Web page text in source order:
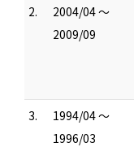
2.
2004/04 ～
2009/09
3.
1994/04 ～
1996/03